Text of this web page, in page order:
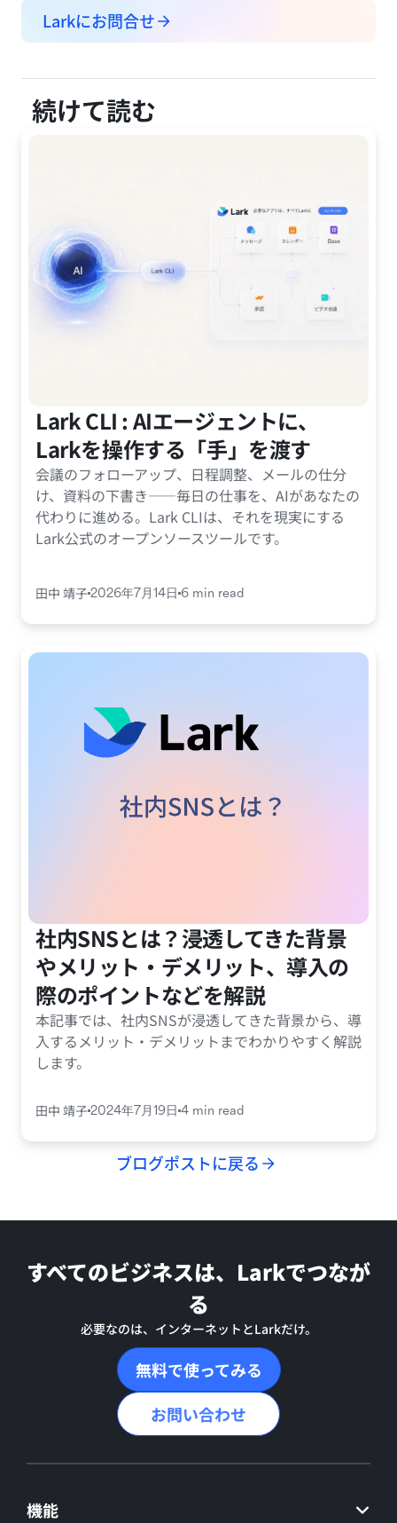
Larkにお問合せ
続けて読む
Lark CLI : AIエージェントに、
Larkを操作する「手」を渡す
会議のフォローアップ、日程調整、メールの仕分
け、資料の下書き——毎日の仕事を、AIがあなたの
代わりに進める。Lark CLIは、それを現実にする
Lark公式のオープンソースツールです。
田中 靖子2026年7月14日 6 min read
社内SNSとは？浸透してきた背景
やメリット・デメリット、導入の
際のポイントなどを解説
本記事では、社内SNSが浸透してきた背景から、導
入するメリット・デメリットまでわかりやすく解説
します。
田中 靖子2024年7月19日 4 min read
ブログポストに戻る
すべてのビジネスは、Larkでつなが
る
必要なのは、インターネットとLarkだけ。
無料で使ってみる
お問い合わせ
機能